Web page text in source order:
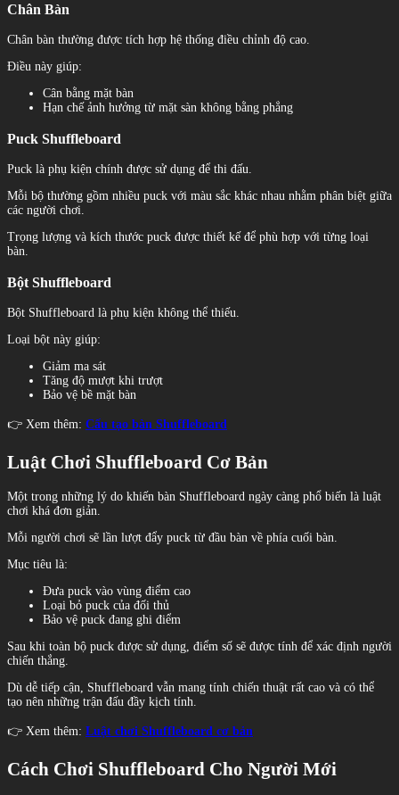
Chân Bàn
Chân bàn thường được tích hợp hệ thống điều chỉnh độ cao.
Điều này giúp:
Cân bằng mặt bàn
Hạn chế ảnh hưởng từ mặt sàn không bằng phẳng
Puck Shuffleboard
Puck là phụ kiện chính được sử dụng để thi đấu.
Mỗi bộ thường gồm nhiều puck với màu sắc khác nhau nhằm phân biệt giữa
các người chơi.
Trọng lượng và kích thước puck được thiết kế để phù hợp với từng loại
bàn.
Bột Shuffleboard
Bột Shuffleboard là phụ kiện không thể thiếu.
Loại bột này giúp:
Giảm ma sát
Tăng độ mượt khi trượt
Bảo vệ bề mặt bàn
👉 Xem thêm: Cấu tạo bàn Shuffleboard
Luật Chơi Shuffleboard Cơ Bản
Một trong những lý do khiến bàn Shuffleboard ngày càng phổ biến là luật
chơi khá đơn giản.
Mỗi người chơi sẽ lần lượt đẩy puck từ đầu bàn về phía cuối bàn.
Mục tiêu là:
Đưa puck vào vùng điểm cao
Loại bỏ puck của đối thủ
Bảo vệ puck đang ghi điểm
Sau khi toàn bộ puck được sử dụng, điểm số sẽ được tính để xác định người
chiến thắng.
Dù dễ tiếp cận, Shuffleboard vẫn mang tính chiến thuật rất cao và có thể
tạo nên những trận đấu đầy kịch tính.
👉 Xem thêm: Luật chơi Shuffleboard cơ bản
Cách Chơi Shuffleboard Cho Người Mới